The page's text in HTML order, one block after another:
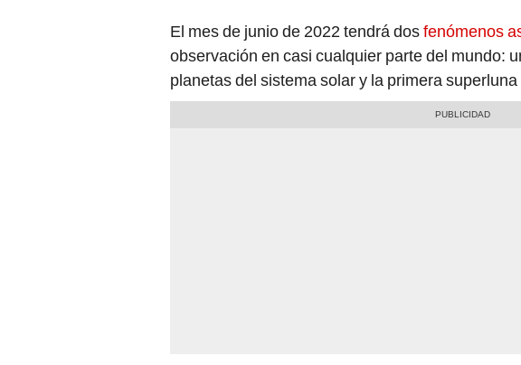
El mes de junio de 2022 tendrá dosfenómenos
observación en casi cualquier parte del mundo:
planetas del sistema solar y la primera superluna